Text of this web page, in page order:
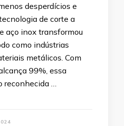
desperdícios e
de corte a
aço inox transformou
como indústrias
metálicos. Com
99%, essa
reconhecida …